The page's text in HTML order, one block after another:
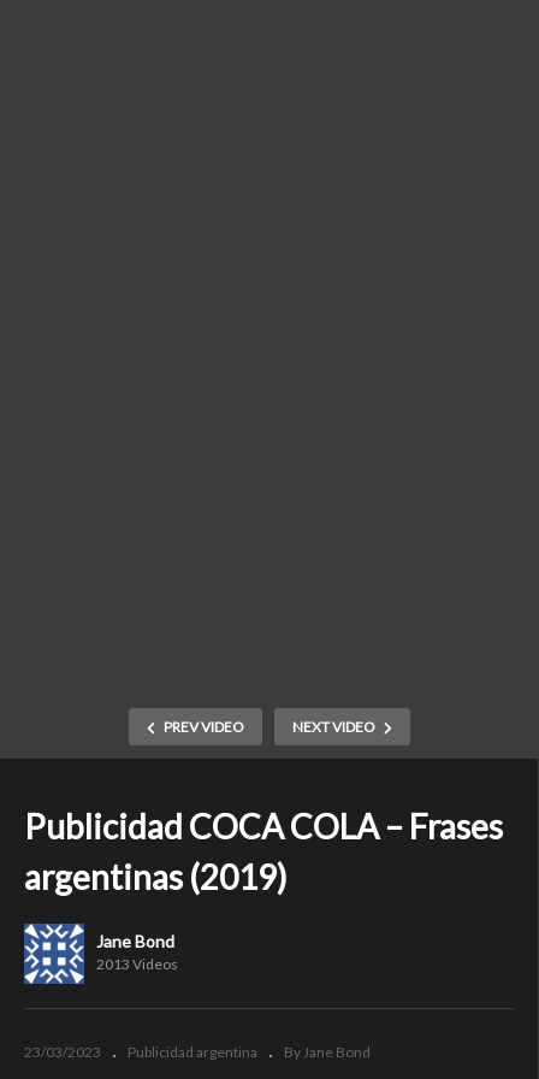
PREV VIDEO NEXT VIDEO
Publicidad COCA COLA – Frases
argentinas (2019)
Jane Bond
2013 Videos
23/03/2023 Publicidad argentina By Jane Bond